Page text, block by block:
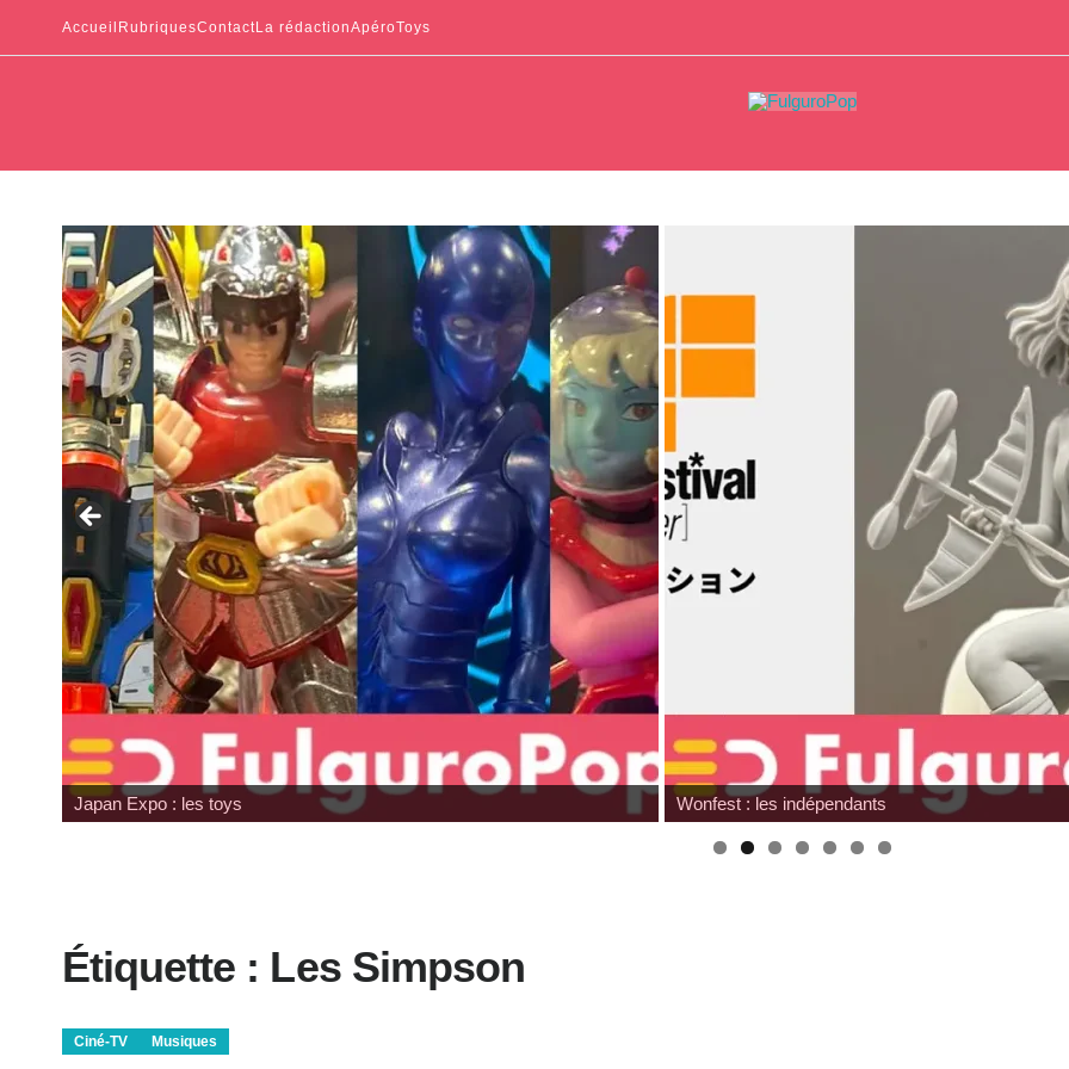
Accueil RubriquesContactLa rédactionApéroToys
Wonfest : les indépendants
Hommage à
Étiquette : Les Simpson
Ciné-TV Musiques